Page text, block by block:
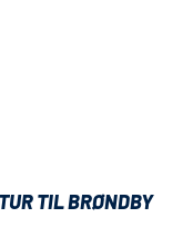
TIL BRØNDBY